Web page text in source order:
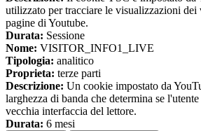
utilizzato per tracciare le visualizzazioni
pagine di Youtube.
Durata: Sessione
Nome: VISITOR_INFO1_LIVE
Tipologia: analitico
Proprieta: terze parti
Descrizione: Un cookie impostato da
larghezza di banda che determina se
vecchia interfaccia del lettore.
Durata: 6 mesi